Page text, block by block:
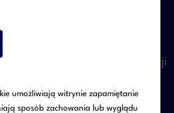
i porozumienia inwestycyjne
objęcia lub zbycia udziałów i akcji
spółki
umożliwiają witrynie zapamiętanie
sposób zachowania lub wyglądu